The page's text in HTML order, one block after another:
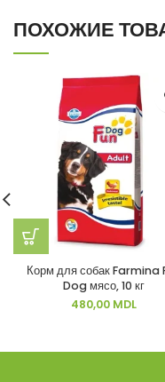
ПОХОЖИЕ
Корм для собак Farmina
Dog мясо, 10 кг
480,00 MDL